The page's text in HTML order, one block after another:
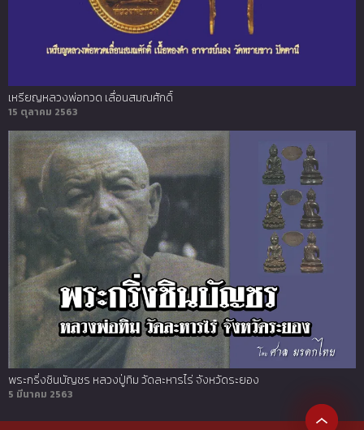
เหรียญหลวงพ่อทวด เลื่อนสมณศักดิ์
15 ตุลาคม 2563
พระกริ่งชินบัญชร หลวงปู่ทิม วัดละหารไร่ จังหวัดระยอง
5 มีนาคม 2563